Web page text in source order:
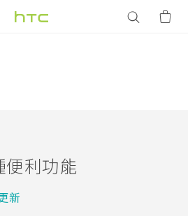
便利功能
新